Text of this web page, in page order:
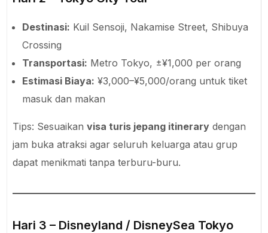
Destinasi: Kuil Sensoji, Nakamise Street, Shibuya
Crossing
Transportasi: Metro Tokyo, ±¥1,000 per orang
Estimasi Biaya: ¥3,000–¥5,000/orang untuk tiket
masuk dan makan
Tips: Sesuaikanvisa turis jepang itinerary dengan
jam buka atraksi agar seluruh keluarga atau grup
dapat menikmati tanpa terburu-buru.
Hari 3 – Disneyland / DisneySea Tokyo